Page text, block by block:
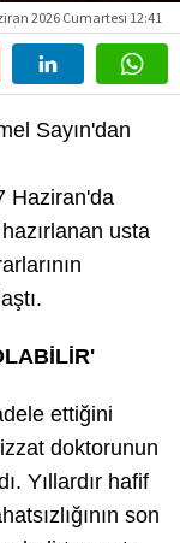
2026 Cumartesi 12:41
Sayın'dan
Haziran'da
usta
ettiğini
doktorunun
Yıllardır hafif
son